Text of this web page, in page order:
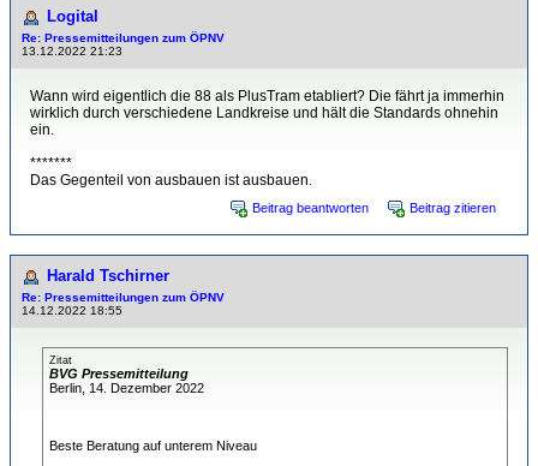
Logital
Re: Pressemitteilungen zum ÖPNV
13.12.2022 21:23
Wann wird eigentlich die 88 als PlusTram etabliert? Die fährt ja immerhin
wirklich durch verschiedene Landkreise und hält die Standards ohnehin
ein.
*******
Das Gegenteil von ausbauen ist ausbauen.
Beitrag beantworten Beitrag zitieren
Harald Tschirner
Re: Pressemitteilungen zum ÖPNV
14.12.2022 18:55
Zitat
BVG Pressemitteilung
Berlin, 14. Dezember 2022
Beste Beratung auf unterem Niveau